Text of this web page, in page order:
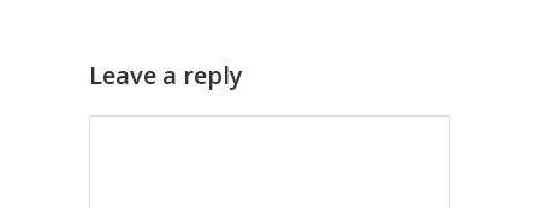
Leave a reply